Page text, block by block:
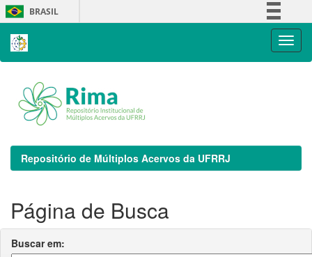
Skip
navigation
BRASIL
Repositório de Múltiplos Acervos da UFRRJ
Página de Busca
Buscar em: